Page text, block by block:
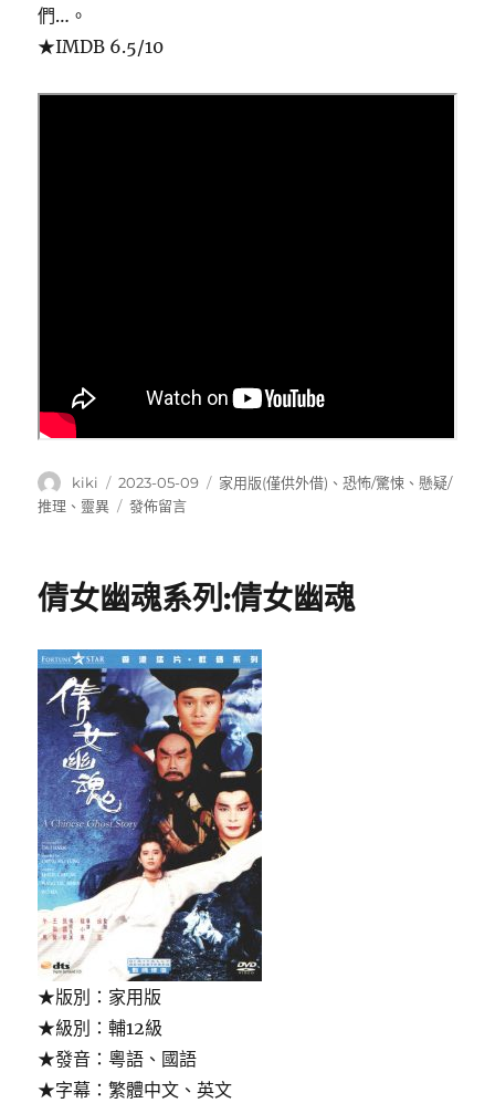
們…。
★IMDB 6.5/10
作
者
kiki
發
佈
2023-05-09
分
家用版(僅供外借) 、恐怖/驚悚 、懸疑/
推理 、 靈異
在
第
陰
魂
舍)〉
發佈留言
倩女幽魂系列:倩女幽魂
★版別：家用版
★級別：輔12級
★發音：粵語、國語
★字幕：繁體中文、英文